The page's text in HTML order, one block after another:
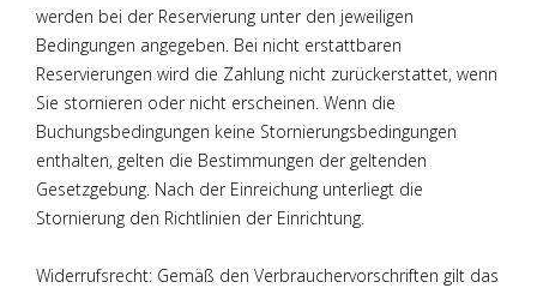
werden bei der Reservierung unter den jeweiligen
Bedingungen angegeben. Bei nicht erstattbaren
Reservierungen wird die Zahlung nicht zurückerstattet, wenn
Sie stornieren oder nicht erscheinen. Wenn die
Buchungsbedingungen keine Stornierungsbedingungen
enthalten, gelten die Bestimmungen der geltenden
Gesetzgebung. Nach der Einreichung unterliegt die
Stornierung den Richtlinien der Einrichtung.
Widerrufsrecht: Gemäß den Verbrauchervorschriften gilt das